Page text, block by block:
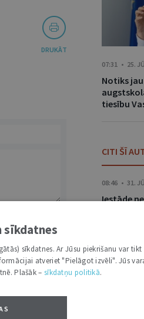
DRUKĀT
07:31 • 25.
Notiks
tiesību
CITI ŠĪ
08:46 • 31.
Iestāde
sīkdatnes
sīkdatnes. Ar Jūsu piekrišanu var
atveriet "Pielāgot izvēli". Jūs
Plašāk – sīkdatņu politikā.